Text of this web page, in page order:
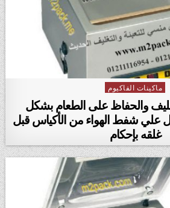
Posted in
ماكينات الفاكيوم
والحفاظ على الطعام بشكل
شفط الهواء من الأكياس قبل
غلقه بإحكام